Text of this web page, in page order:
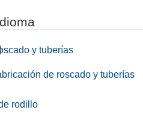
y tuberías
de roscado y tuberías
rodillo